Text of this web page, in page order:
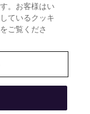
Gradient Thread
べての商標は、それ
。お客様はい
ているクッキ
ご覧くださ